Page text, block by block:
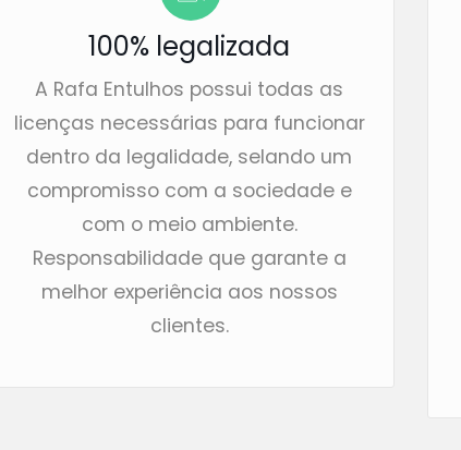
100% legalizada
A Rafa Entulhos possui todas as
licenças necessárias para funcionar
dentro da legalidade, selando um
compromisso com a sociedade e
com o meio ambiente.
Responsabilidade que garante a
melhor experiência aos nossos
clientes.